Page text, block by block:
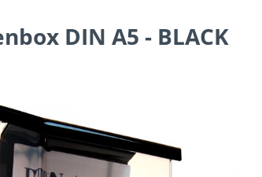
DIN A5 - BLACK